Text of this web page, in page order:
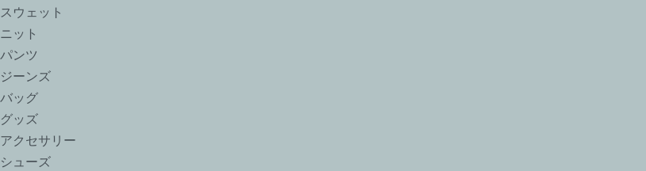
スウェット
ニット
パンツ
ジーンズ
バッグ
グッズ
アクセサリー
シューズ